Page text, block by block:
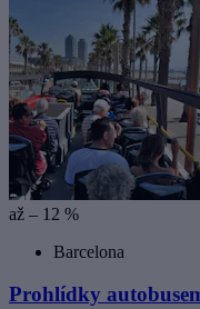
až – 12 %
Barcelona
Prohlídky